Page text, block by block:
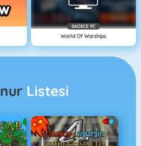
SADECE PC
World Of Warships
Onur Listesi